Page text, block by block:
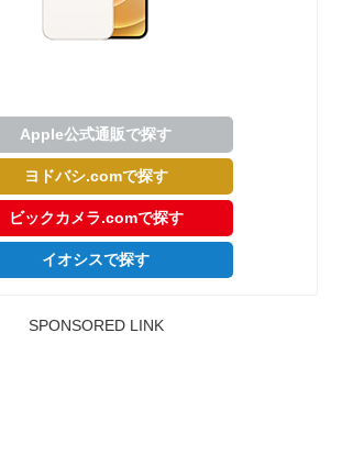
Apple公式通販で探す
ヨドバシ.comで探す
ビックカメラ.comで探す
イオシスで探す
SPONSORED LINK